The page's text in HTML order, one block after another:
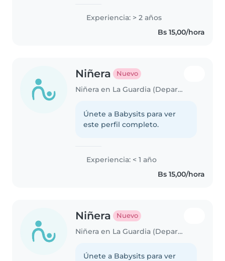
Experiencia: > 2 años
Bs 15,00/hora
Niñera Nuevo
Niñera en La Guardia (Departamento de Santa Cruz)
Únete a Babysits para ver
este perfil completo.
Experiencia: < 1 año
Bs 15,00/hora
Niñera Nuevo
Niñera en La Guardia (Departamento de Santa Cruz)
Únete a Babysits para ver